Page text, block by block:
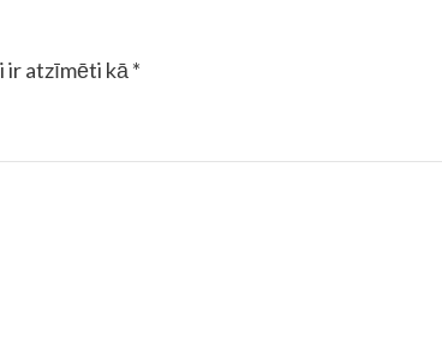
ir atzīmēti kā *